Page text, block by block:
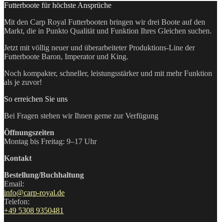
Futterboote für höchste Ansprüche
Mit den Carp Royal Futterbooten bringen wir drei Boote auf den
Markt, die in Punkto Qualität und Funktion Ihres Gleichen suchen.
Jetzt mit völlig neuer und überarbeiteter Produktions-Line der
Futterboote Baron, Imperator und King.
Noch kompakter, schneller, leistungsstärker und mit mehr Funktion
als je zuvor!
So erreichen Sie uns
Bei Fragen stehen wir Ihnen gerne zur Verfügung
Öffnungszeiten
Montag bis Freitag: 9–17 Uhr
Kontakt
Bestellung/Buchhaltung
Email:
info@carp-royal.de
Telefon:
+49 5308 9350481